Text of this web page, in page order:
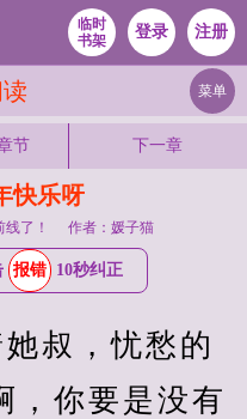
临时
书架
登录 注册
菜单
节 下一章
快乐呀
了！ 作者：媛子猫
报错 10秒纠正
，你要是没有